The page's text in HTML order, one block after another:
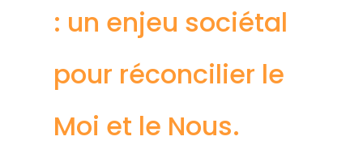
: un enjeu sociétal
pour réconcilier le
Moi et le Nous.